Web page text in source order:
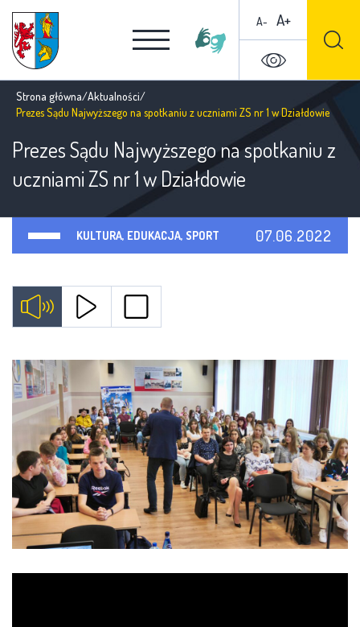
A- A+
Strona główna/Aktualności/
Prezes Sądu Najwyższego na spotkaniu z uczniami ZS nr 1 w Działdowie
Prezes Sądu Najwyższego na spotkaniu z
uczniami ZS nr 1 w Działdowie
KULTURA, EDUKACJA, SPORT 07.06.2022